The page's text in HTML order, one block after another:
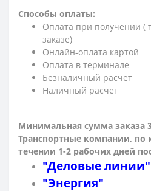
Способы оплаты:
Оплата при получении (
заказе)
Онлайн-оплата картой
Оплата в терминале
Безналичный расчет
Наличный расчет
Минимальная сумма заказа
Транспортные компании, по
течении 1-2 рабочих дней
"Деловые линии"
"Энергия"